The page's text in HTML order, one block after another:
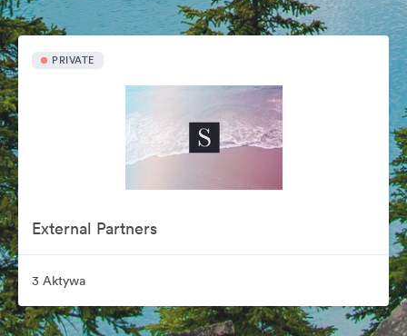
PRIVATE
External Partners
3 Aktywa